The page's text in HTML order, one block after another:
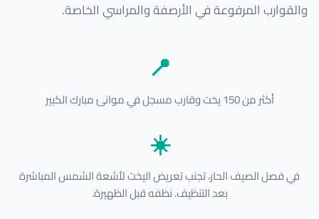
والقوارب المرفوعة في الأرصفة والمراسي الخاصة.
📍
أكثر من 150 يخت وقارب مسجل في موانئ مبارك الكبير
☀️
في فصل الصيف الحار، تجنب تعريض اليخت لأشعة الشمس المباشرة
بعد التنظيف. نظفه قبل الظهيرة.